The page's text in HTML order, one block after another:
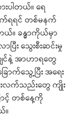
ပါတယ်။ ရေ
ရရင် တစ်မနက်
။ ခန္ဓာကိုယ်မှာ
ြီး သွေးစီးဆင်းမှု
နဲ့ အာဟာရတွေ
ာက်သွေ့ပြီး အရေး
းလက်သည်းတွေ ကျိုး
ာင့် တစ်နေ့ကို
။